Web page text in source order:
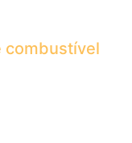
combustível